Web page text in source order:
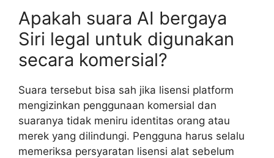
Apakah suara AI bergaya
Siri legal untuk digunakan
secara komersial?
Suara tersebut bisa sah jika lisensi platform
mengizinkan penggunaan komersial dan
suaranya tidak meniru identitas orang atau
merek yang dilindungi. Pengguna harus selalu
memeriksa persyaratan lisensi alat sebelum